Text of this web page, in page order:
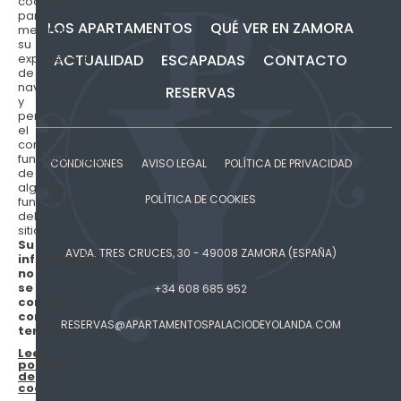
LOS APARTAMENTOS
QUÉ VER EN ZAMORA
ACTUALIDAD
ESCAPADAS
CONTACTO
RESERVAS
CONDICIONES AVISO LEGAL POLÍTICA DE PRIVACIDAD
POLÍTICA DE COOKIES
AVDA. TRES CRUCES, 30 - 49008 ZAMORA (ESPAÑA)
+34 608 685 952
RESERVAS@APARTAMENTOSPALACIODEYOLANDA.COM
para
mejorar
su
experiencia
de
navegación
y
permitir
el
correcto
funcionamiento
de
algunas
funciones
del
sitio.
Su
información
no
se
comparte
con
terceros.
Leer
política
de
cookies